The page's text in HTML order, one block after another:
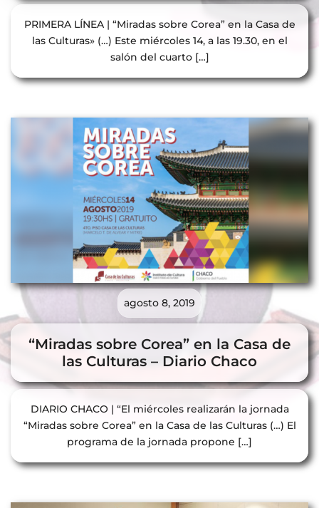
PRIMERA LÍNEA | “Miradas sobre Corea” en la Casa de
las Culturas» (…) Este miércoles 14, a las 19.30, en el
salón del cuarto […]
agosto 8, 2019
“Miradas sobre Corea” en la Casa de
las Culturas – Diario Chaco
DIARIO CHACO | “El miércoles realizarán la jornada
“Miradas sobre Corea” en la Casa de las Culturas (…) El
programa de la jornada propone […]